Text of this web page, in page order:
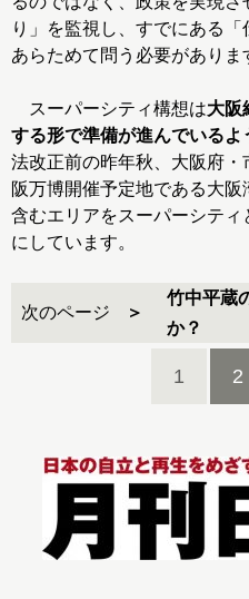
り」を監視し、すでにある
あらためて問う必要がありま
スーパーシティ構想は大阪
する形で準備が進んでいるよ
法改正前の昨年秋、大阪府・
阪万博開催予定地である大
含むエリアをスーパーシティ
にしています。
次のページ
竹中平蔵
か？
1 2